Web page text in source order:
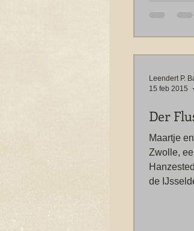
Leendert P.
15 feb 2015
Der
Maartje
Zwolle,
de